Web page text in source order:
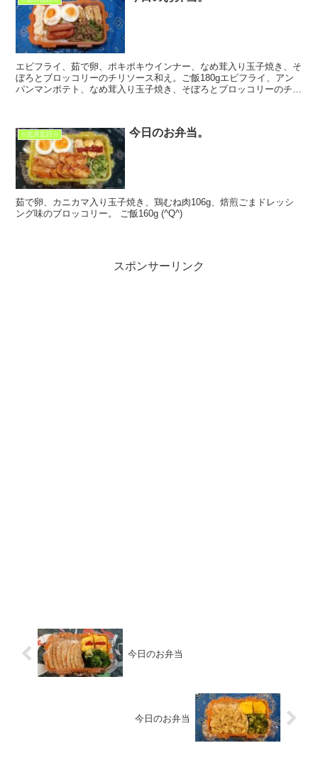
エビフライ、茹で卵、ポキポキウインナー、なめ茸入り玉子焼き、そ
ぼろとブロッコリーのチリソース和え。ご飯180gエビフライ、アン
パンマンポテト、なめ茸入り玉子焼き、そぼろとブロッコリーのチリ
☆忘月忘日☆ 今日のお弁当。
茹で卵、カニカマ入り玉子焼き、鶏むね肉106g、焙煎ごまドレッシ
ング味のブロッコリー。 ご飯160g (^Q^)
スポンサーリンク
今日のお弁当
今日のお弁当